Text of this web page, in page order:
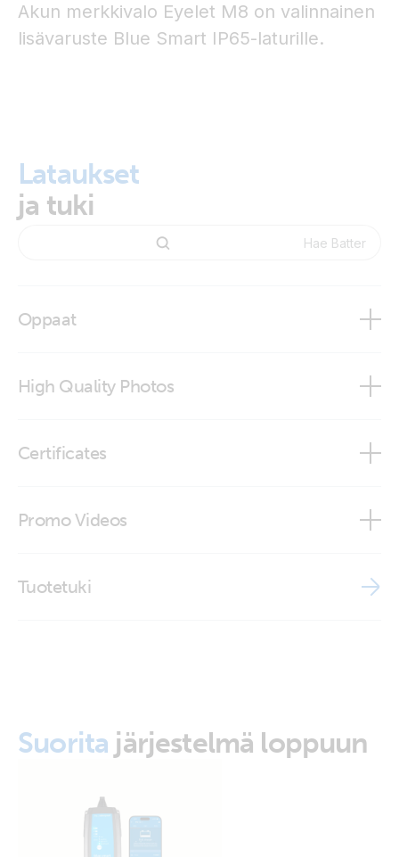
Akun merkkivalo Eyelet M8 on valinnainen
lisävaruste Blue Smart IP65-laturille.
Lataukset
ja tuki
Oppaat
High Quality Photos
Certificates
Promo Videos
Tuotetuki
Suorita järjestelmä loppuun